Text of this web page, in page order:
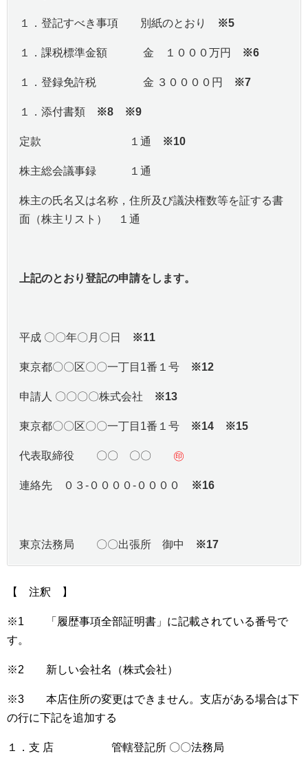
１．登記すべき事項 別紙のとおり ※5
１．課税標準金額 金 １０００万円 ※6
１．登録免許税 金 ３００００円 ※7
１．添付書類 ※8 ※9
定款 １通 ※10
株主総会議事録 １通
株主の氏名又は名称，住所及び議決権数等を証する書
面（株主リスト） １通
上記のとおり登記の申請をします。
平成 〇〇年〇月〇日 ※11
東京都〇〇区〇〇一丁目1番１号 ※12
申請人 〇〇〇〇株式会社 ※13
東京都〇〇区〇〇一丁目1番１号 ※14 ※15
代表取締役 〇〇 〇〇 ㊞
連絡先 ０３-００００-００００ ※16
東京法務局 〇〇出張所 御中 ※17
【 注釈 】
※1 「履歴事項全部証明書」に記載されている番号で
す。
※2 新しい会社名（株式会社）
※3 本店住所の変更はできません。支店がある場合は下
の行に下記を追加する
１．支 店 管轄登記所 〇〇法務局